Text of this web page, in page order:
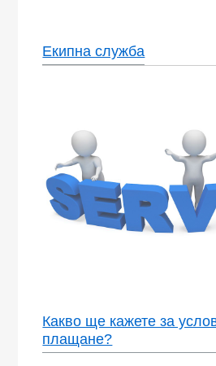
Екипна служба
Какво ще кажете за
плащане?